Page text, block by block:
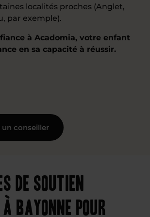
localités proches (Anglet,
par exemple).
à Acadomia, votre enfant
en sa capacité à réussir.
conseiller
de soutien
Bayonne pour